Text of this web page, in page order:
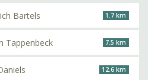
Bartels 1.7 km
Tappenbeck 7.5 km
12.6 km